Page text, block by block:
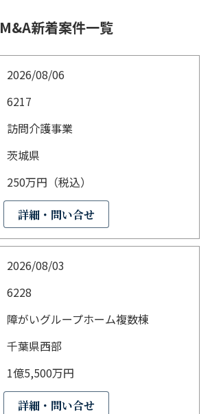
M&A新着案件一覧
2026/08/06
6217
訪問介護事業
茨城県
250万円（税込）
詳細・問い合せ
2026/08/03
6228
障がいグループホーム複数棟
千葉県西部
1億5,500万円
詳細・問い合せ